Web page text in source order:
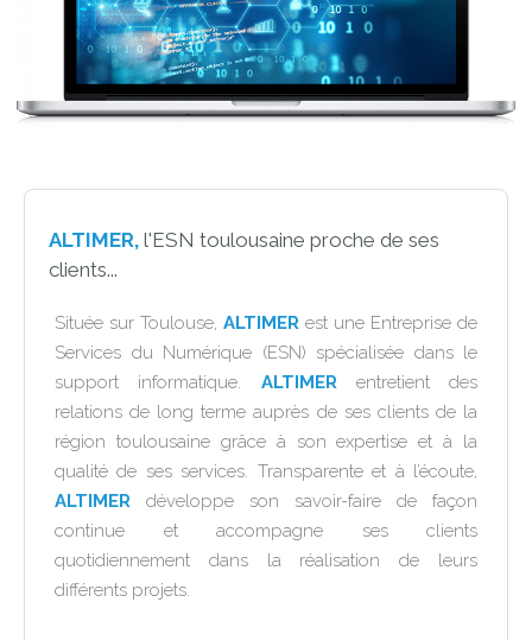
ALTIMER, l'ESN toulousaine proche de ses
clients...
Située sur Toulouse, ALTIMER est une Entreprise de
Services du Numérique (ESN) spécialisée dans le
support informatique. ALTIMERentretient des
relations de long terme auprès de ses clients de la
région toulousaine grâce à son expertise et à la
qualité de ses services. Transparente et à l’écoute,
ALTIMER développe son savoir-faire de façon
continue et accompagne ses clients
quotidiennement dans la réalisation de leurs
différents projets.